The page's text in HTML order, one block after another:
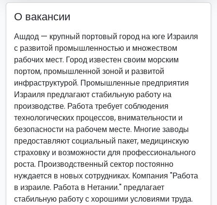
О вакансии
Ашдод — крупный портовый город на юге Израиля
с развитой промышленностью и множеством
рабочих мест. Город известен своим морским
портом, промышленной зоной и развитой
инфраструктурой. Промышленные предприятия
Израиля предлагают стабильную работу на
производстве. Работа требует соблюдения
технологических процессов, внимательности и
безопасности на рабочем месте. Многие заводы
предоставляют социальный пакет, медицинскую
страховку и возможности для профессионального
роста. Производственный сектор постоянно
нуждается в новых сотрудниках. Компания "Работа
в израиле. Работа в Нетании." предлагает
стабильную работу с хорошими условиями труда.